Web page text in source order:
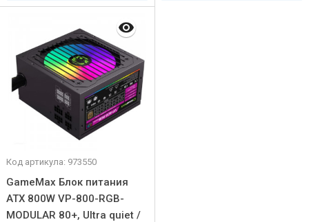
Код артикула: 973550
GameMax Блок питания
ATX 800W VP-800-RGB-
MODULAR 80+, Ultra quiet /